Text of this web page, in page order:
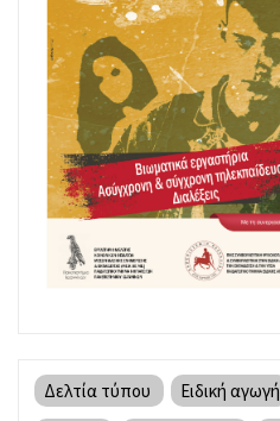
Δελτία τύπου Ειδική αγωγή